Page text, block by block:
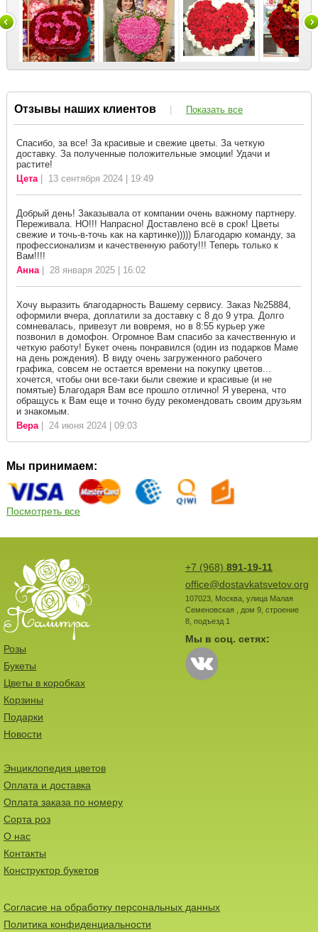
Отзывы наших клиентов | Показать все
Спасибо, за все! За красивые и свежие цветы. За четкую
доставку. За полученные положительные эмоции! Удачи и
растите!
Цета| 13 сентября 2024 | 19:49
Добрый день! Заказывала от компании очень важному партнеру.
Переживала. НО!!! Напрасно! Доставлено всё в срок! Цветы
свежие и точь-в-точь как на картинке))))) Благодарю команду, за
профессионализм и качественную работу!!! Теперь только к
Вам!!!!
Анна| 28 января 2025 | 16:02
Хочу выразить благодарность Вашему сервису. Заказ №25884,
оформили вчера, доплатили за доставку с 8 до 9 утра. Долго
сомневалась, привезут ли вовремя, но в 8:55 курьер уже
позвонил в домофон. Огромное Вам спасибо за качественную и
четкую работу! Букет очень понравился (один из подарков Маме
на день рождения). В виду очень загруженного рабочего
графика, совсем не остается времени на покупку цветов...
хочется, чтобы они все-таки были свежие и красивые (и не
помятые) Благодаря Вам все прошло отлично! Я уверена, что
обращусь к Вам еще и точно буду рекомендовать своим друзьям
и знакомым.
Вера| 24 июня 2024 | 09:03
Мы принимаем:
Посмотреть все
+7 (968) 891-19-11
office@dostavkatsvetov.org
107023, Москва, улица Малая
Семеновская , дом 9, строение
8, подъезд 1
Мы в соц. сетях:
Розы
Букеты
Цветы в коробках
Корзины
Подарки
Новости
Энциклопедия цветов
Оплата и доставка
Оплата заказа по номеру
Сорта роз
О нас
Контакты
Конструктор букетов
Согласие на обработку персональных данных
Политика конфиденциальности